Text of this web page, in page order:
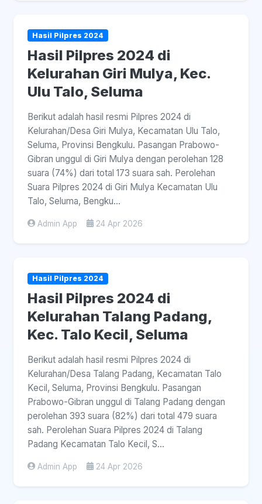
Hasil Pilpres 2024
Hasil Pilpres 2024 di
Kelurahan Giri Mulya, Kec.
Ulu Talo, Seluma
Berikut adalah hasil resmi Pilpres 2024 di
Kelurahan/Desa Giri Mulya, Kecamatan Ulu Talo,
Seluma, Provinsi Bengkulu. Pasangan Prabowo-
Gibran unggul di Giri Mulya dengan perolehan 128
suara (74%) dari total 173 suara sah. Perolehan
Suara Pilpres 2024 di Giri Mulya Kecamatan Ulu
Talo, Seluma, Bengku...
Admin App 24 Apr 2026
Hasil Pilpres 2024
Hasil Pilpres 2024 di
Kelurahan Talang Padang,
Kec. Talo Kecil, Seluma
Berikut adalah hasil resmi Pilpres 2024 di
Kelurahan/Desa Talang Padang, Kecamatan Talo
Kecil, Seluma, Provinsi Bengkulu. Pasangan
Prabowo-Gibran unggul di Talang Padang dengan
perolehan 393 suara (82%) dari total 479 suara
sah. Perolehan Suara Pilpres 2024 di Talang
Padang Kecamatan Talo Kecil, S...
Admin App 24 Apr 2026